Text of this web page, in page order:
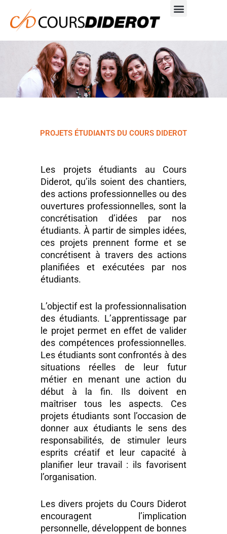
contenu
PROJETS ÉTUDIANTS DU COURS DIDEROT
Les projets étudiants au Cours
Diderot, qu’ils soient des chantiers,
des actions professionnelles ou des
ouvertures professionnelles, sont la
concrétisation d’idées par nos
étudiants. À partir de simples idées,
ces projets prennent forme et se
concrétisent à travers des actions
planifiées et exécutées par nos
étudiants.
L’objectif est la professionnalisation
des étudiants. L’apprentissage par
le projet permet en effet de valider
des compétences professionnelles.
Les étudiants sont confrontés à des
situations réelles de leur futur
métier en menant une action du
début à la fin. Ils doivent en
maîtriser tous les aspects. Ces
projets étudiants sont l’occasion de
donner aux étudiants le sens des
responsabilités, de stimuler leurs
esprits créatif et leur capacité à
planifier leur travail : ils favorisent
l’organisation.
Les divers projets du Cours Diderot
encouragent l’implication
personnelle, développent de bonnes